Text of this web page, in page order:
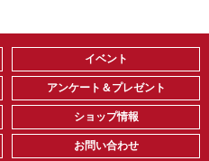
イベント
アンケート＆プレゼント
ショップ情報
お問い合わせ